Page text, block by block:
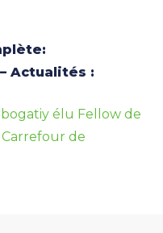
Actualités :
élu Fellow de
Carrefour de